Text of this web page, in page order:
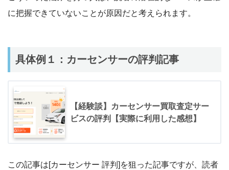
に把握できていないことが原因だと考えられます。
具体例１：カーセンサーの評判記事
【経験談】カーセンサー買取査定サー
ビスの評判【実際に利用した感想】
この記事は[カーセンサー 評判]を狙った記事ですが、読者